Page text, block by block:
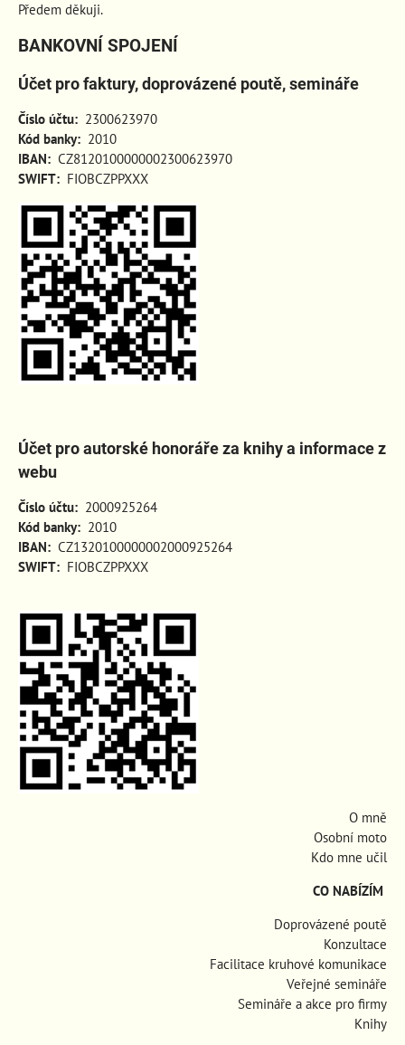
Předem děkuji.
BANKOVNÍ SPOJENÍ
Účet pro faktury, doprovázené poutě, semináře
Číslo účtu: 2300623970
Kód banky: 2010
IBAN: CZ8120100000002300623970
SWIFT: FIOBCZPPXXX
Účet pro autorské honoráře za knihy a informace z
webu
Číslo účtu: 2000925264
Kód banky: 2010
IBAN: CZ1320100000002000925264
SWIFT: FIOBCZPPXXX
O mně
Osobní moto
Kdo mne učil
CO NABÍZÍM
Doprovázené poutě
Konzultace
Facilitace kruhové komunikace
Veřejné semináře
Semináře a akce pro firmy
Knihy